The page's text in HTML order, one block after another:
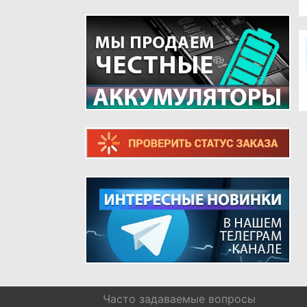
ШЛЕЙФЫ ДЛЯ РЕТРО ТЕЛЕФОНОВ
Часто задаваемые вопросы